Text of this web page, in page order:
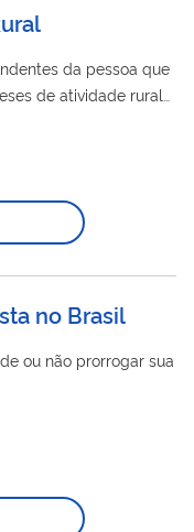
da pessoa que
das
ser preso, esteja
salário
no Brasil
ou não prorrogar sua